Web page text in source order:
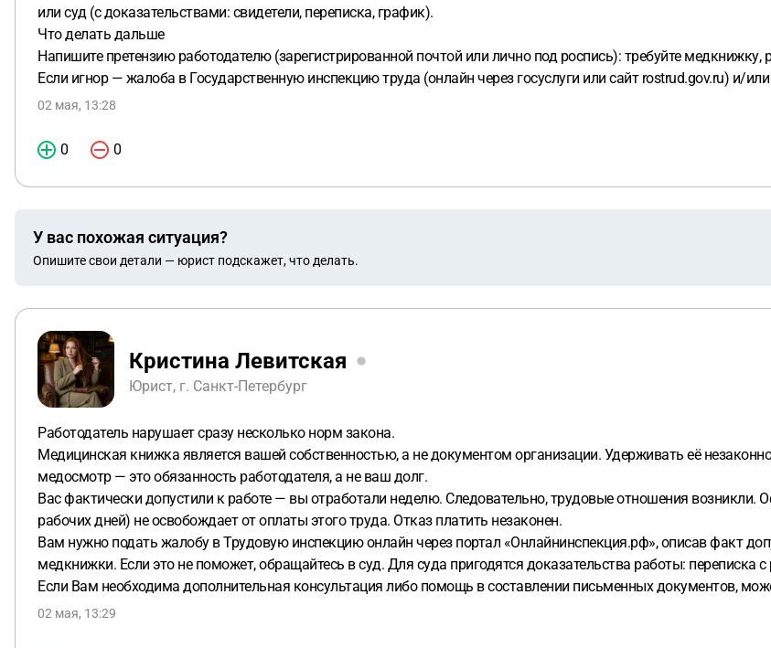
или суд (с доказательствами: свидетели, переписка, график).
Что делать дальше
Напишите претензию работодателю (зарегистрированной почтой или лично под роспись): требуйте медкнижку,
Если игнор — жалоба в Государственную инспекцию труда (онлайн через госуслуги или сайт rostrud.gov.ru) и/
02 мая, 13:28
0 0
У вас похожая ситуация?
Опишите свои детали — юрист подскажет, что делать.
Кристина Левитская
Юрист, г. Санкт-Петербург
Работодатель нарушает сразу несколько норм закона.
Медицинская книжка является вашей собственностью, а не документом организации. Удерживать её
медосмотр — это обязанность работодателя, а не ваш долг.
Вас фактически допустили к работе — вы отработали неделю. Следовательно, трудовые отношения возникли.
рабочих дней) не освобождает от оплаты этого труда. Отказ платить незаконен.
Вам нужно подать жалобу в Трудовую инспекцию онлайн через портал «Онлайнинспекция.рф», описав факт
медкнижки. Если это не поможет, обращайтесь в суд. Для суда пригодятся доказательства работы: переписка с
Если Вам необходима дополнительная консультация либо помощь в составлении письменных документов,
02 мая, 13:29